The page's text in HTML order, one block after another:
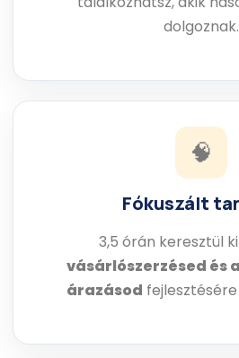
dolgoznak.
🧠
Fókuszált
3,5 órán keresztül
vásárlószerzésed és
árazásod